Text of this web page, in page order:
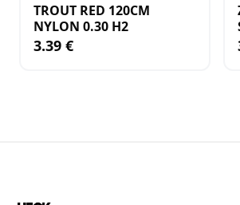
TROUT RED 120CM
NYLON 0.30 H2
3.39 €